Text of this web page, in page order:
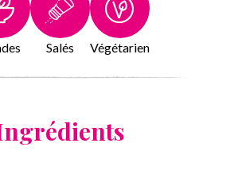
Salés Végétarien